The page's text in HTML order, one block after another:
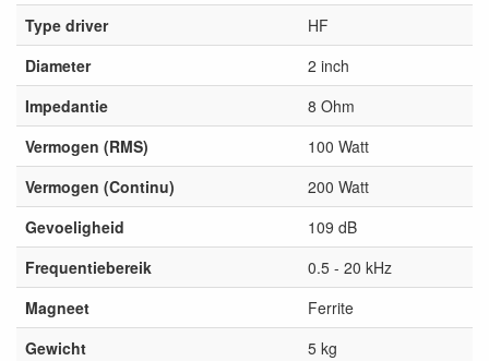
Type driver
HF
Diameter
2 inch
Impedantie
8 Ohm
Vermogen (RMS)
100 Watt
Vermogen (Continu)
200 Watt
Gevoeligheid
109 dB
Frequentiebereik
0.5 - 20 kHz
Magneet
Ferrite
Gewicht
5 kg